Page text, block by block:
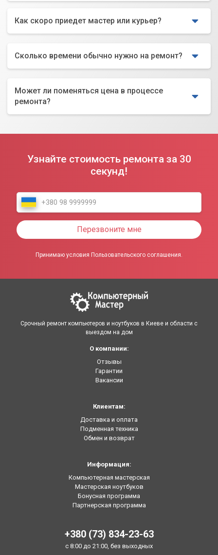
Как скоро приедет мастер или курьер?
Сколько времени обычно нужно на ремонт?
Может ли поменяться цена в процессе
ремонта?
Узнайте стоимость ремонта за 30
секунд!
Перезвоните мне
Принимаю условия Пользовательского соглашения.
Срочный ремонт компьютеров и ноутбуков в Киеве и области с
выездом на дом
О компании:
Отзывы
Гарантии
Вакансии
Клиентам:
Доставка и оплата
Подменная техника
Обмен и возврат
Информация:
Компьютерная мастерская
Мастерская ноутбуков
Бонусная программа
Партнерская программа
+380 (73) 834-23-63
с 8:00 до 21:00, без выходных